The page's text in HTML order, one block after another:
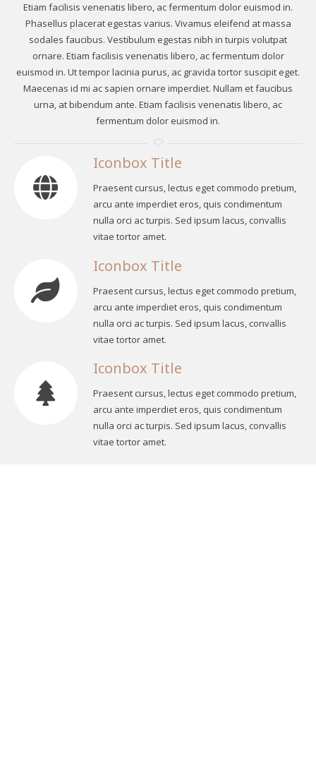
Etiam facilisis venenatis libero, ac fermentum dolor euismod in.
Phasellus placerat egestas varius. Vivamus eleifend at massa
sodales faucibus. Vestibulum egestas nibh in turpis volutpat
ornare. Etiam facilisis venenatis libero, ac fermentum dolor
euismod in. Ut tempor lacinia purus, ac gravida tortor suscipit eget.
Maecenas id mi ac sapien ornare imperdiet. Nullam et faucibus
urna, at bibendum ante. Etiam facilisis venenatis libero, ac
fermentum dolor euismod in.
Iconbox Title
Praesent cursus, lectus eget commodo pretium,
arcu ante imperdiet eros, quis condimentum
nulla orci ac turpis. Sed ipsum lacus, convallis
vitae tortor amet.
Iconbox Title
Praesent cursus, lectus eget commodo pretium,
arcu ante imperdiet eros, quis condimentum
nulla orci ac turpis. Sed ipsum lacus, convallis
vitae tortor amet.
Iconbox Title
Praesent cursus, lectus eget commodo pretium,
arcu ante imperdiet eros, quis condimentum
nulla orci ac turpis. Sed ipsum lacus, convallis
vitae tortor amet.